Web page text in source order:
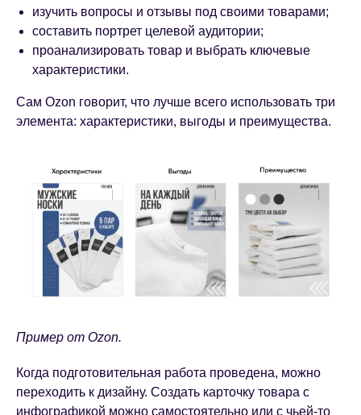
изучить вопросы и отзывы под своими товарами;
составить портрет целевой аудитории;
проанализировать товар и выбрать ключевые
характеристики.
Сам Ozon говорит, что лучше всего использовать три
элемента: характеристики, выгоды и преимущества.
Пример от Ozon.
Когда подготовительная работа проведена, можно
переходить к дизайну. Создать карточку товара с
инфографикой можно самостоятельно или с чьей-то